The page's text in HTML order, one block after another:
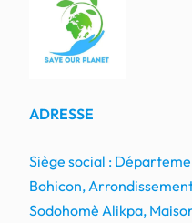
ADRESSE
Siège social :
Bohicon,
Sodohomè Alikpa,